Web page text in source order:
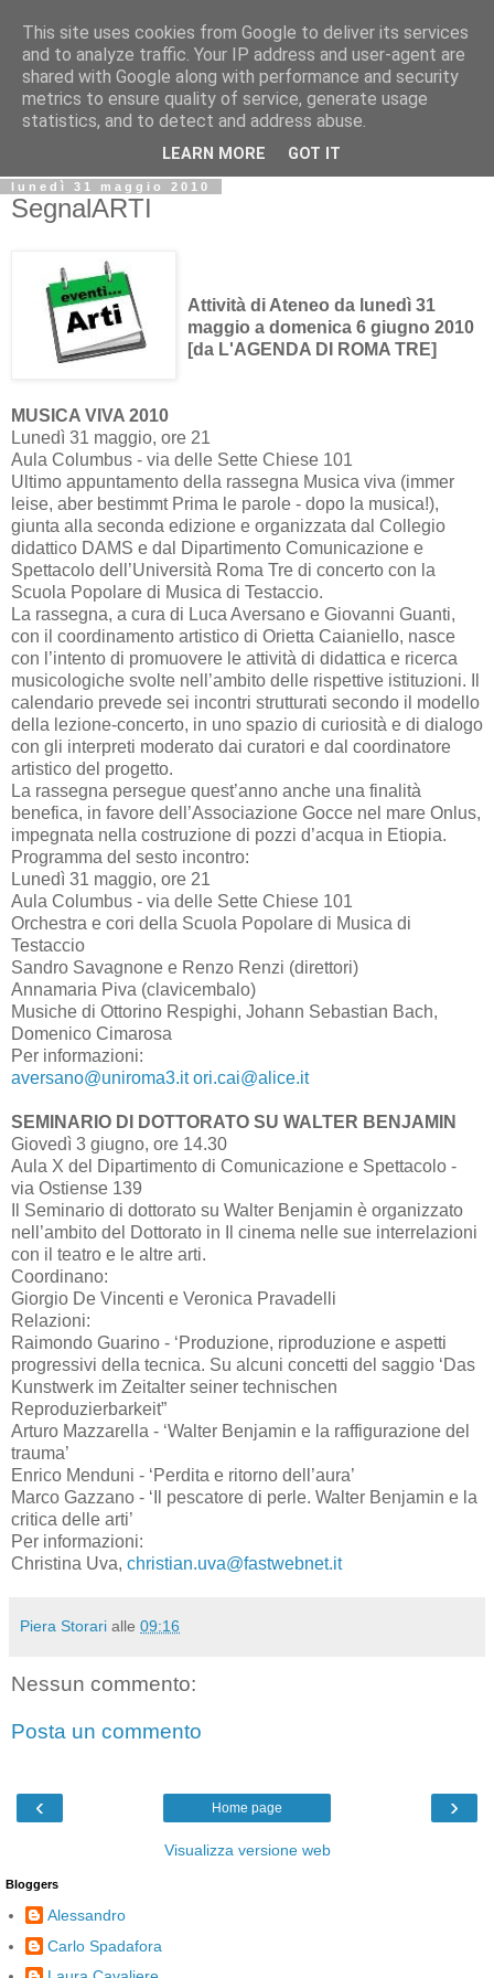
Biblio@rti in
Il Blog della Biblioteca di Area delle arti per condividere
informazioni iniziative incontri
lunedì 31 maggio 2010
SegnalARTI
Attività di Ateneo da lunedì 31
maggio a domenica 6 giugno 2010
[da L'AGENDA DI ROMA TRE]
MUSICA VIVA 2010
Lunedì 31 maggio, ore 21
Aula Columbus - via delle Sette Chiese 101
Ultimo appuntamento della rassegna Musica viva (immer
leise, aber bestimmt Prima le parole - dopo la musica!),
giunta alla seconda edizione e organizzata dal Collegio
didattico DAMS e dal Dipartimento Comunicazione e
Spettacolo dell’Università Roma Tre di concerto con la
Scuola Popolare di Musica di Testaccio.
La rassegna, a cura di Luca Aversano e Giovanni Guanti,
con il coordinamento artistico di Orietta Caianiello, nasce
con l’intento di promuovere le attività di didattica e ricerca
musicologiche svolte nell’ambito delle rispettive istituzioni. Il
calendario prevede sei incontri strutturati secondo il modello
della lezione-concerto, in uno spazio di curiosità e di dialogo
con gli interpreti moderato dai curatori e dal coordinatore
artistico del progetto.
La rassegna persegue quest’anno anche una finalità
benefica, in favore dell’Associazione Gocce nel mare Onlus,
impegnata nella costruzione di pozzi d’acqua in Etiopia.
Programma del sesto incontro:
Lunedì 31 maggio, ore 21
Aula Columbus - via delle Sette Chiese 101
Orchestra e cori della Scuola Popolare di Musica di
Testaccio
Sandro Savagnone e Renzo Renzi (direttori)
Annamaria Piva (clavicembalo)
Musiche di Ottorino Respighi, Johann Sebastian Bach,
Domenico Cimarosa
Per informazioni:
aversano@uniroma3.it ori.cai@alice.it
SEMINARIO DI DOTTORATO SU WALTER BENJAMIN
Giovedì 3 giugno, ore 14.30
Aula X del Dipartimento di Comunicazione e Spettacolo -
via Ostiense 139
Il Seminario di dottorato su Walter Benjamin è organizzato
nell’ambito del Dottorato in Il cinema nelle sue interrelazioni
con il teatro e le altre arti.
Coordinano:
Giorgio De Vincenti e Veronica Pravadelli
Relazioni:
Raimondo Guarino - ‘Produzione, riproduzione e aspetti
progressivi della tecnica. Su alcuni concetti del saggio ‘Das
Kunstwerk im Zeitalter seiner technischen
Reproduzierbarkeit”
Arturo Mazzarella - ‘Walter Benjamin e la raffigurazione del
trauma’
Enrico Menduni - ‘Perdita e ritorno dell’aura’
Marco Gazzano - ‘Il pescatore di perle. Walter Benjamin e la
critica delle arti’
Per informazioni:
Christina Uva, christian.uva@fastwebnet.it
Piera Storari alle 09:16
Nessun commento:
Posta un commento
‹ ›
Home page
Visualizza versione web
Bloggers
Alessandro
Carlo Spadafora
This site uses cookies from Google to deliver its services
and to analyze traffic. Your IP address and user-agent are
shared with Google along with performance and security
metrics to ensure quality of service, generate usage
statistics, and to detect and address abuse.
LEARN MORE GOT IT